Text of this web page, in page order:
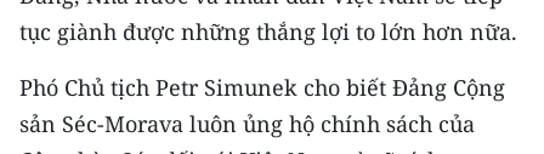
NHÂN DÂN HẰNG THÁNG
tục giành được những thắng lợi to lớn hơn nữa.
Phó Chủ tịch Petr Simunek cho biết Đảng Cộng
sản Séc-Morava luôn ủng hộ chính sách của